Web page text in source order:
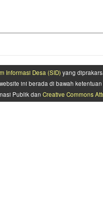
Informasi Desa (SID) yang
ini berada di bawah
Publik dan Creative Commons